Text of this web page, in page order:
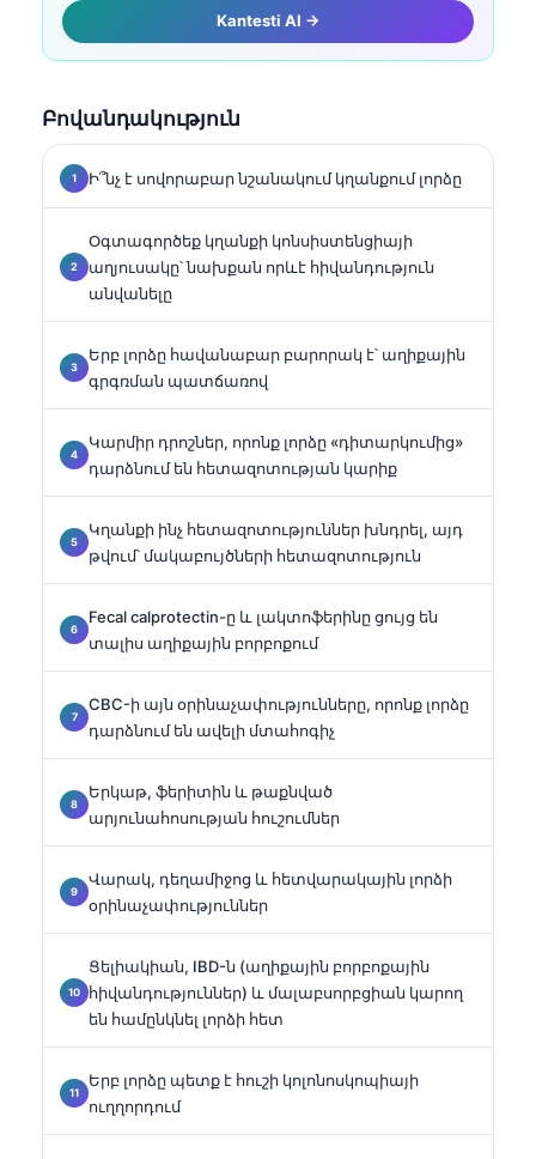
Kantesti AI →
Բովանդակություն
Ի՞նչ է սովորաբար նշանակում կղանքում լորձը
Օգտագործեք կղանքի կոնսիստենցիայի
աղյուսակը՝ նախքան որևէ հիվանդություն
անվանելը
Երբ լորձը հավանաբար բարորակ է՝ աղիքային
գրգռման պատճառով
Կարմիր դրոշներ, որոնք լորձը «դիտարկումից»
դարձնում են հետազոտության կարիք
Կղանքի ինչ հետազոտություններ խնդրել, այդ
թվում՝ մակաբույծների հետազոտություն
Fecal calprotectin-ը և լակտոֆերինը ցույց են
տալիս աղիքային բորբոքում
CBC-ի այն օրինաչափությունները, որոնք լորձը
դարձնում են ավելի մտահոգիչ
Երկաթ, ֆերիտին և թաքնված
արյունահոսության հուշումներ
Վարակ, դեղամիջոց և հետվարակային լորձի
օրինաչափություններ
Ցելիակիան, IBD-ն (աղիքային բորբոքային
հիվանդություններ) և մալաբսորբցիան կարող
են համընկնել լորձի հետ
Երբ լորձը պետք է հուշի կոլոնոսկոպիայի
ուղղորդում